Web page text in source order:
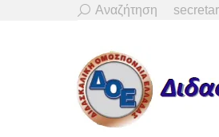
Search:
Αναζήτηση